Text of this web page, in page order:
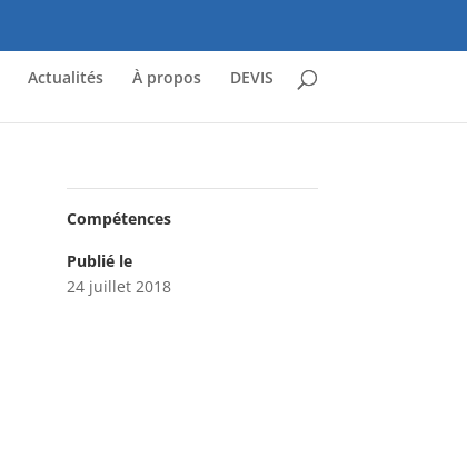
Actualités À propos DEVIS
Compétences
Publié le
24 juillet 2018